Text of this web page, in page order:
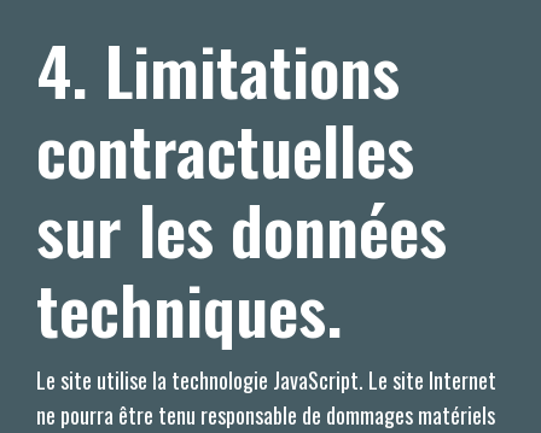
4. Limitations
contractuelles
sur les données
techniques.
Le site utilise la technologie JavaScript. Le site Internet
ne pourra être tenu responsable de dommages matériels